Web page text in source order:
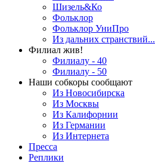
Шизель&Ко
Фольклор
Фольклор УниПро
Из дальних странствий...
Филиал жив!
Филиалу - 40
Филиалу - 50
Наши собкоры сообщают
Из Новосибирска
Из Москвы
Из Калифорнии
Из Германии
Из Интернета
Пресса
Реплики